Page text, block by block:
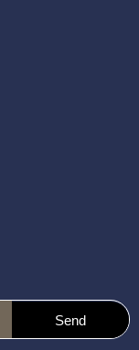
Send